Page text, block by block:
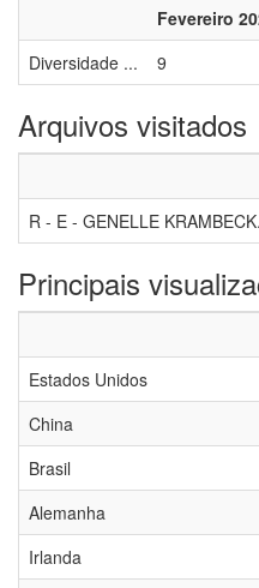
Fevereiro
Diversidade ...
9
Arquivos visitados
R - E - GENELLE
Principais
Estados Unidos
China
Brasil
Alemanha
Irlanda